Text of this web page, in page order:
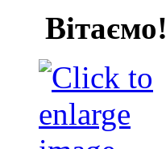
Вітаємо!